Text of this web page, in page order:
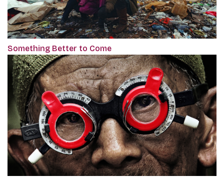
Something Better to Come